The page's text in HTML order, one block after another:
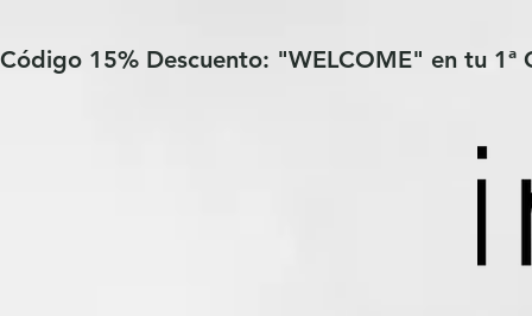
Código 15% Descuento: "WELCOME" en tu 1ª